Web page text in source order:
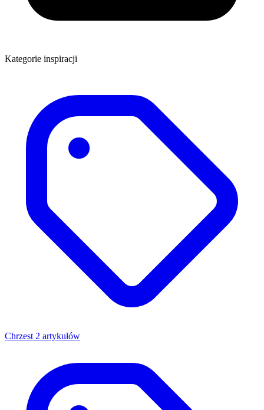
Kategorie inspiracji
Chrzest 2 artykułów